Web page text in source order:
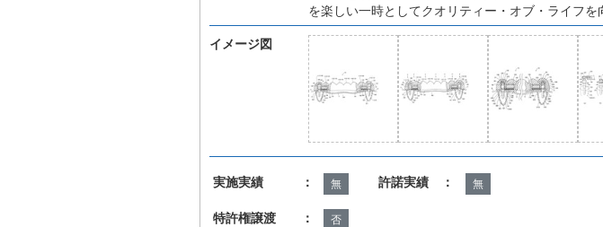
を楽しい一時としてクオリティー・オブ・ライフを
イメージ図
実施実績 ： 無 許諾実績 ： 無
特許権譲渡 ： 否